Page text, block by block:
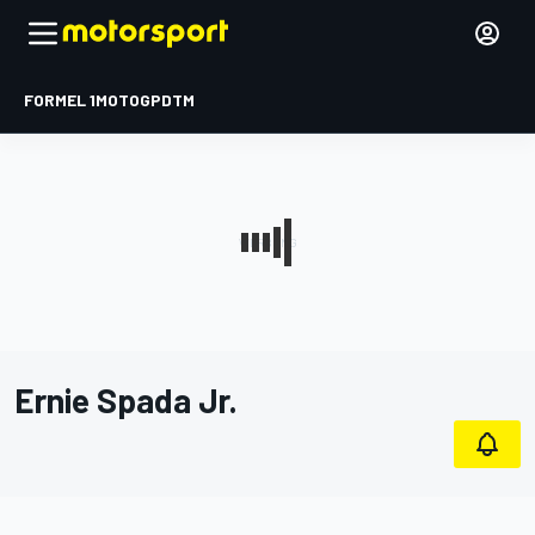
FORMEL 1MOTOGPDTM
Ernie Spada Jr.